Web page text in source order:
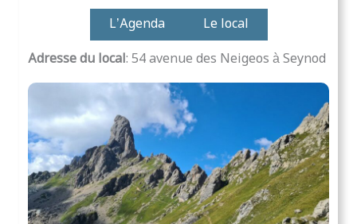
L’Agenda Le local
Adresse du local: 54 avenue des Neigeos à Seynod